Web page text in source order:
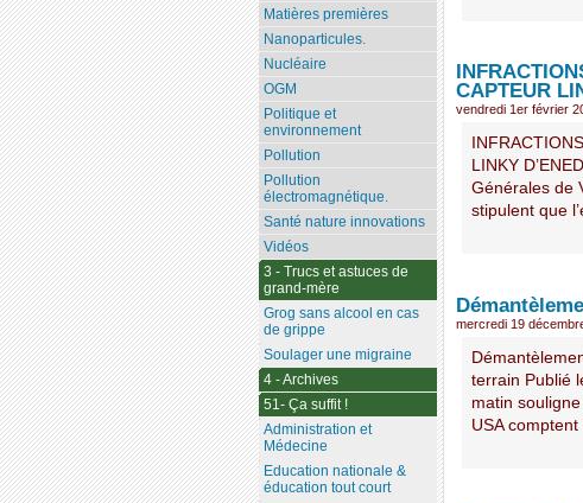
CAPTEUR
vendredi 1er février
LINKY
Générales de
stipulent que
mercredi 19
terrain Publié
matin
USA
Matières premières
Nanoparticules.
Nucléaire
OGM
Politique et
environnement
Pollution
Pollution
électromagnétique.
Santé nature innovations
Vidéos
3 - Trucs et astuces de
grand-mère
Grog sans alcool en cas
de grippe
Soulager une migraine
4 - Archives
51- Ça suffit !
Administration et
Médecine
Education nationale &
éducation tout court